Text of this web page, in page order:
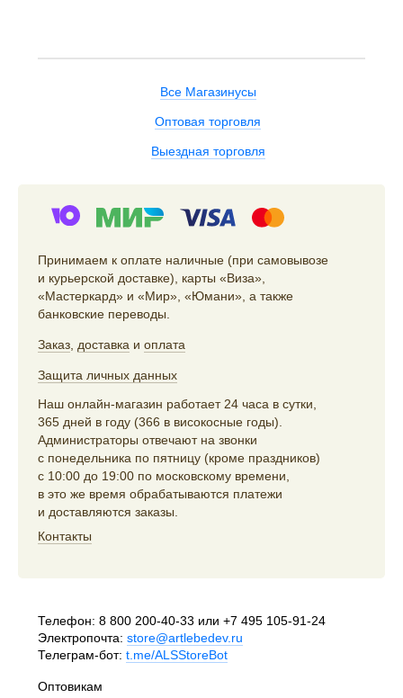
Все Магазинусы
Оптовая торговля
Выездная торговля
Принимаем к оплате наличные (при самовывозе
и курьерской доставке), карты «Виза»,
«Мастеркард» и «Мир», «Юмани», а также
банковские переводы.
Заказ доставка и оплата
Защита личных данных
Наш онлайн-магазин работает 24 часа в сутки,
365 дней в году (366 в високосные годы).
Администраторы отвечают на звонки
с понедельника по пятницу (кроме праздников)
с 10:00 до 19:00 по московскому времени,
в это же время обрабатываются платежи
и доставляются заказы.
Контакты
Телефон: 8 800 200-40-33 или +7 495 105-91-24
Электропочта: store@artlebedev.ru
Телеграм-бот: t.me/ALSStoreBot
Оптовикам